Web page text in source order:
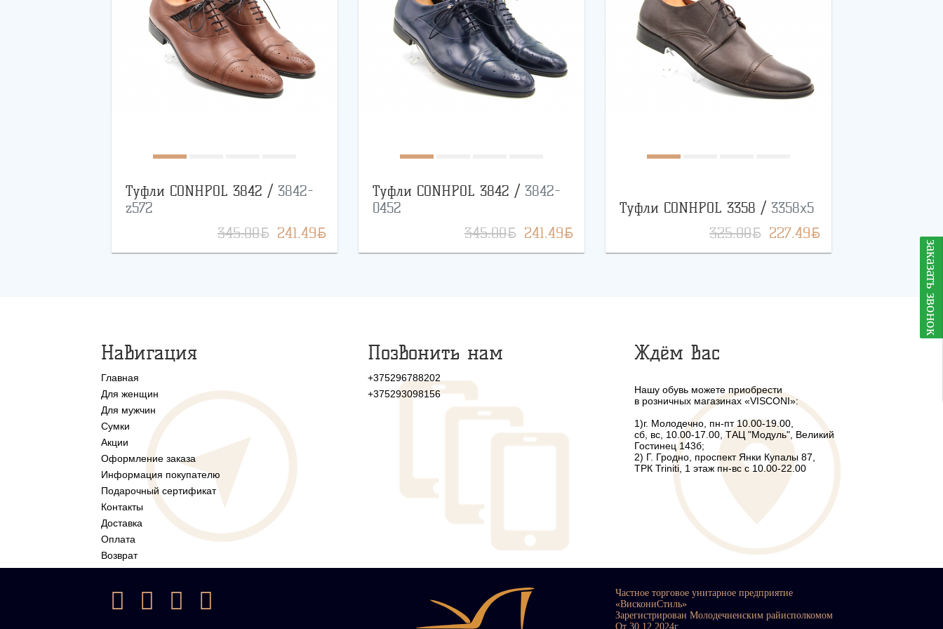
Туфли CONHPOL 3842 / 3842-
z572
345.00BYN 241.49BYN
Туфли CONHPOL 3842 / 3842-
0452
345.00BYN 241.49BYN
Туфли CONHPOL 3358 / 3358x5
325.00BYN 227.49BYN
заказать звонок
Навигация
Главная
Для женщин
Для мужчин
Сумки
Акции
Оформление заказа
Информация покупателю
Подарочный сертификат
Контакты
Доставка
Оплата
Возврат
Позвонить нам
+375296788202
+375293098156
Ждём Вас
Нашу обувь можете приобрести
в розничных магазинах «VISCONI»:
1)г. Молодечно, пн-пт 10.00-19.00,
сб, вс, 10.00-17.00, ТАЦ "Модуль", Великий
Гостинец 143б;
2) Г. Гродно, проспект Янки Купалы 87,
ТРК Triniti, 1 этаж пн-вс с 10.00-22.00
Частное торговое унитарное предприятие
«ВискониСтиль»
Зарегистрирован Молодечненским райисполкомом
От 30.12.2024г